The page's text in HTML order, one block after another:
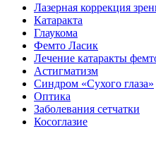
Лазерная коррекция
Катаракта
Глаукома
Фемто Ласик
Лечение катаракты
Астигматизм
Синдром «Сухого глаза»
Оптика
Заболевания сетчатки
Косоглазие